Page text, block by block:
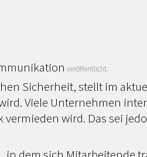
veröffentlicht.
Sicherheit, stellt im
Viele Unternehmen
wird. Das sei